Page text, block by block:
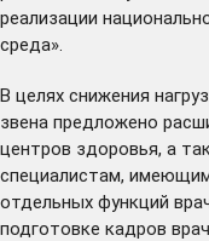
реализации
среда».
В целях снижения
звена предложено
центров здоровья, а
специалистам,
отдельных функций
подготовке кадров